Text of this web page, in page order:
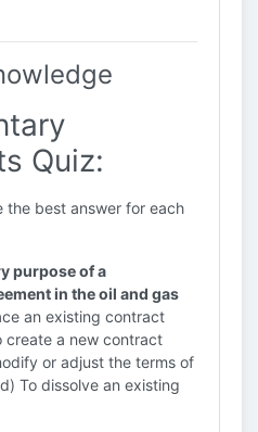
Quiz:
the best answer for each
purpose of a
in the oil and gas
an existing contract
create a new contract
or adjust the terms of
To dissolve an existing